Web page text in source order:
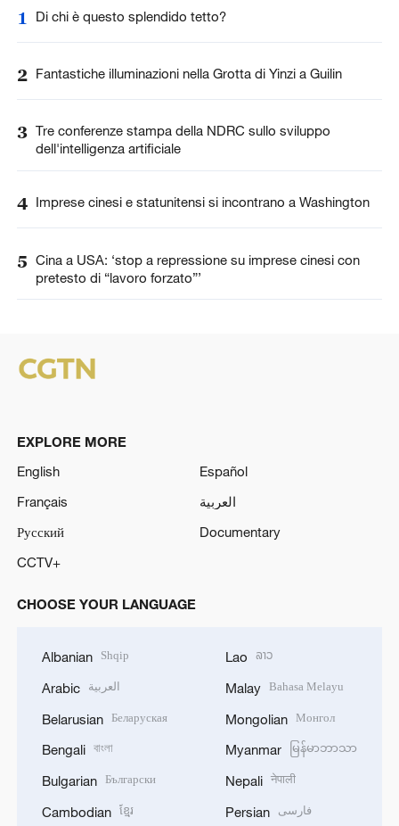
1 Di chi è questo splendido tetto?
2 Fantastiche illuminazioni nella Grotta di Yinzi a Guilin
3 Tre conferenze stampa della NDRC sullo sviluppo
dell'intelligenza artificiale
4 Imprese cinesi e statunitensi si incontrano a Washington
5 Cina a USA: ‘stop a repressione su imprese cinesi con
pretesto di “lavoro forzato”’
EXPLORE MORE
English
Español
Français
العربية
Русский
Documentary
CCTV+
CHOOSE YOUR LANGUAGE
Albanian Shqip
Arabic العربية
Belarusian Беларуская
Bengali বাংলা
Bulgarian Български
Cambodian ខ្មែរ
Lao ລາວ
Malay Bahasa Melayu
Mongolian Монгол
Myanmar မြန်မာဘာသာ
Nepali नेपाली
Persian فارسی